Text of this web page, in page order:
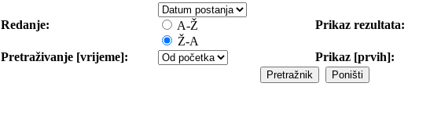
Redanje:
A-Ž
Ž-A
Prikaz rezultata:
Pretraživanje [vrijeme]: Prikaz [prvih]: